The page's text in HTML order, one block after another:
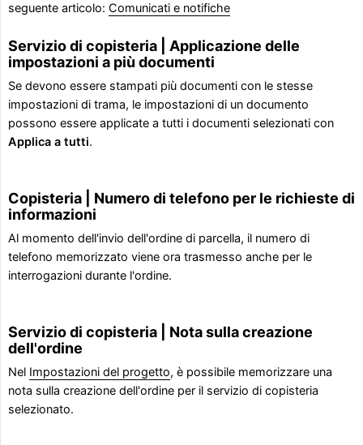
seguente articolo: Comunicati e notifiche
Servizio di copisteria | Applicazione delle
impostazioni a più documenti
Se devono essere stampati più documenti con le stesse
impostazioni di trama, le impostazioni di un documento
possono essere applicate a tutti i documenti selezionati con
Applica a tutti.
Copisteria | Numero di telefono per le richieste di
informazioni
Al momento dell'invio dell'ordine di parcella, il numero di
telefono memorizzato viene ora trasmesso anche per le
interrogazioni durante l'ordine.
Servizio di copisteria | Nota sulla creazione
dell'ordine
Nel Impostazioni del progetto, è possibile memorizzare una
nota sulla creazione dell'ordine per il servizio di copisteria
selezionato.